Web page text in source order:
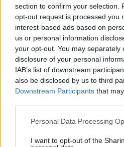
section to confirm your selection.
opt-out request is processed you
interest-based ads based on
us or personal information
your opt-out. You may separately
disclosure of your personal
IAB’s list of downstream
also be disclosed by us to third
Downstream Participants that
Please note that this website/app
not limited to your visit or usage
Personal Data Processing
I want to opt-out of the
TÁRLATVEZETÉSEK,
GYŐRI RÓMER MÚZEUMBAN